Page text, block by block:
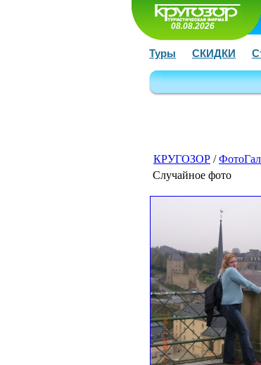
08.08.2026
Туры СКИДКИ
КРУГОЗОР /
Случайное фото